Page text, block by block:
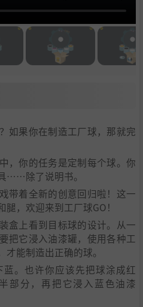
如果你在制造工厂球，那就完
，你的任务是定制每个球。你
……除了说明书。
带着全新的创意回归啦！这一
，欢迎来到工厂球GO！
盒上看到目标球的设计。从一
把它浸入油漆罐，使用各种工
能制造出正确的球。
。也许你应该先把球涂成红
部分，再把它浸入蓝色油漆